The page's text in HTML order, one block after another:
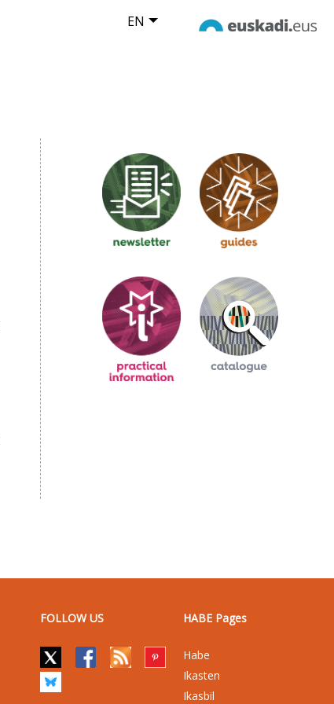
EN
FOLLOW US HABE Pages
Habe
Ikasten
Ikasbil